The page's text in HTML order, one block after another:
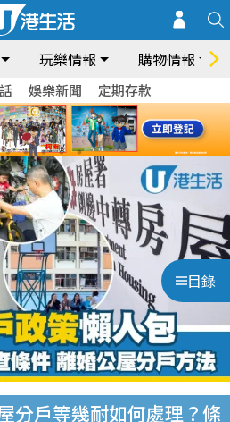
玩樂情報 購物情報
娛樂新聞 定期存款
目錄
分戶等幾耐如何處理？條